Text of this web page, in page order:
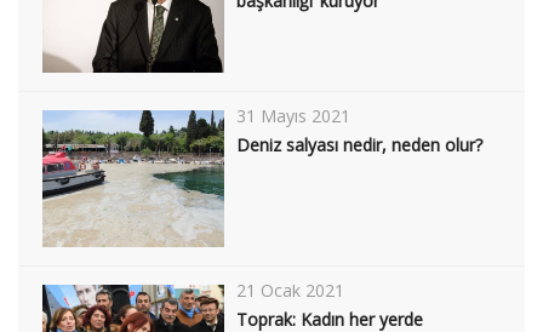
31 Mayıs 2021
Deniz salyası nedir, neden olur?
21 Ocak 2021
Toprak: Kadın her yerde